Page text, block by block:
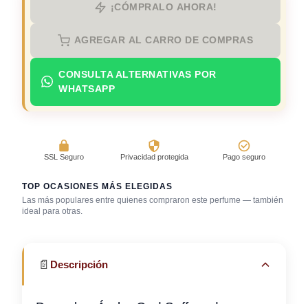
¡CÓMPRALO AHORA!
AGREGAR AL CARRO DE COMPRAS
CONSULTA ALTERNATIVAS POR
WHATSAPP
SSL Seguro Privacidad protegida Pago seguro
TOP OCASIONES MÁS ELEGIDAS
Las más populares entre quienes compraron este perfume — también
ideal para otras.
Cena romántica
📄 Descripción